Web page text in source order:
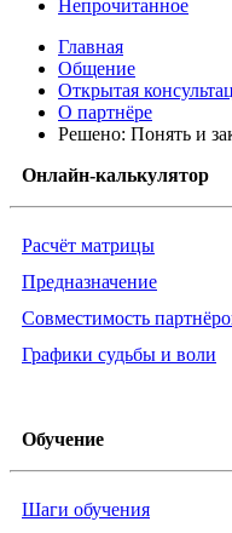
Непрочитанное
Главная
Общение
Открытая
О партнёре
Решено: Понять и
Онлайн-калькулятор
Расчёт матрицы
Предназначение
Совместимость
Графики судьбы и воли
Обучение
Шаги обучения